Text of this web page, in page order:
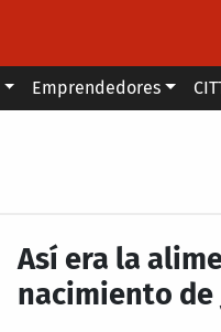
Emprendedores
Así era la
nacimiento de